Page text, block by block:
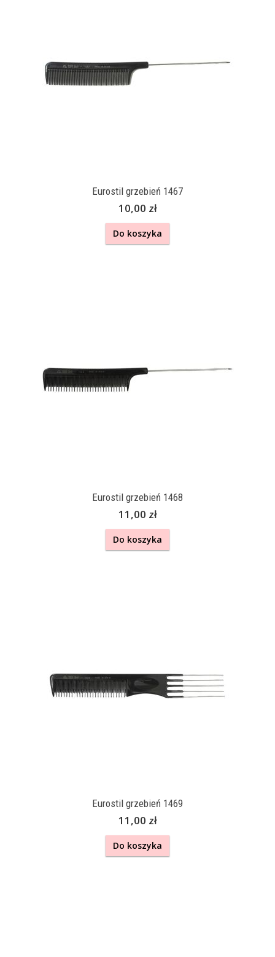
Eurostil grzebień 1467
10,00 zł
Do koszyka
Eurostil grzebień 1468
11,00 zł
Do koszyka
Eurostil grzebień 1469
11,00 zł
Do koszyka